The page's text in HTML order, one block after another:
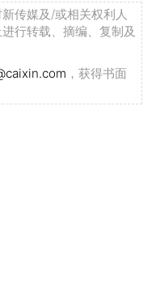
传媒及/或相关权利人
行转载、摘编、复制及
，获得书面